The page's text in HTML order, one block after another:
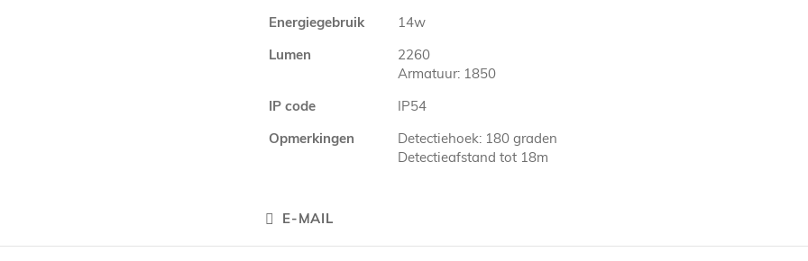
Energiegebruik
14w
Lumen
2260
Armatuur: 1850
IP code
IP54
Opmerkingen
Detectiehoek: 180 graden
Detectieafstand tot 18m
E-MAIL